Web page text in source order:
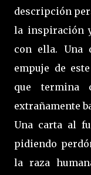
descripción
la inspiración
con ella. Una
empuje de
que termina
extrañamente
Una carta al
pidiendo
la raza